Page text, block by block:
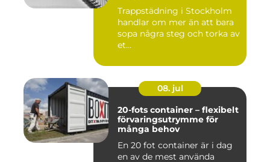
Trappstädning i Stockholm
handlar om mer än att bara
sopa några steg och torka av
et...
08. jul
20-fots container – flexibelt
förvaringsutrymme för
många behov
En 20 fot container är i dag
en av de mest använda